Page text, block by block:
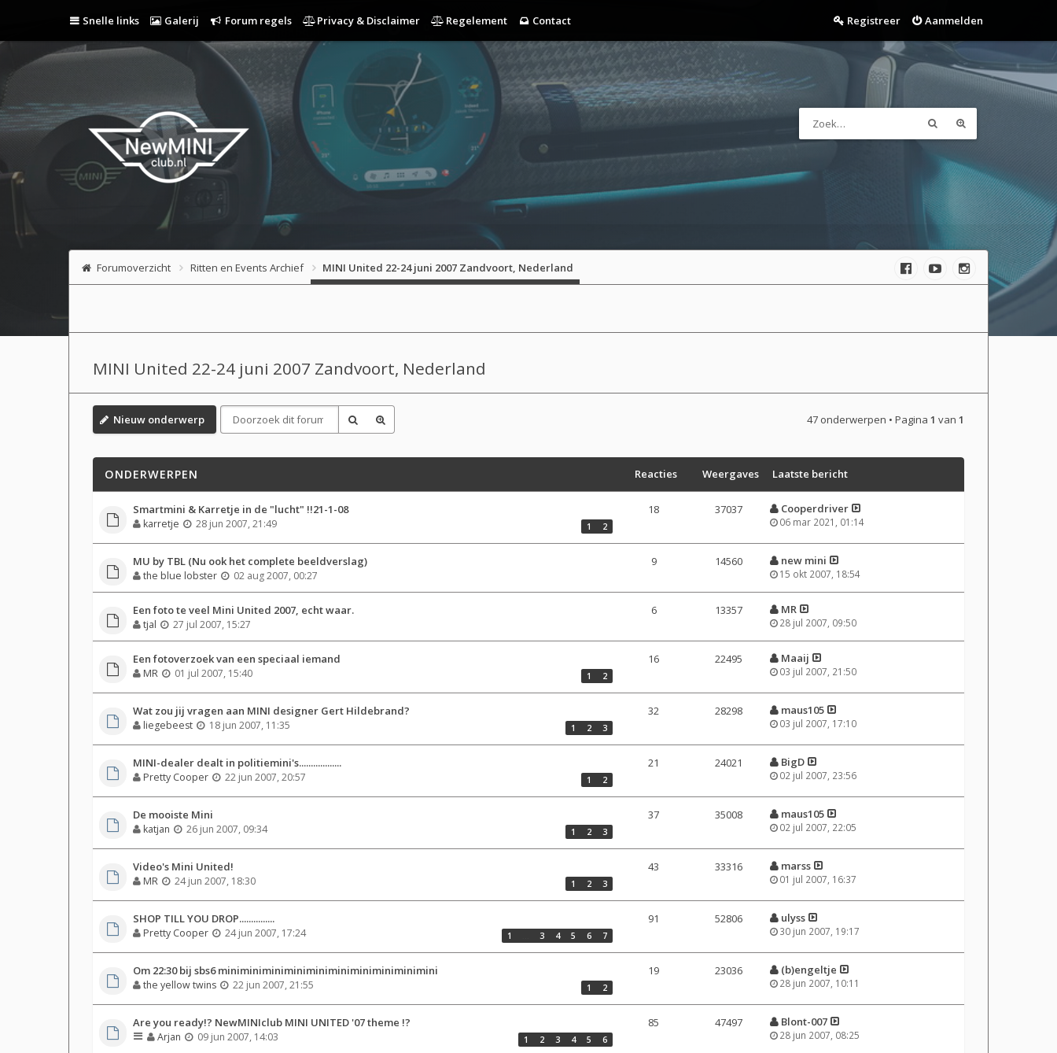
Snelle links Galerij Forum regels Privacy & Disclaimer Regelement Contact Aanmelden
Registreer
Forumoverzicht Ritten en Events Archief MINI United 22-24 juni 2007 Zandvoort, Nederland
MINI United 22-24 juni 2007 Zandvoort, Nederland
Nieuw onderwerp 47 onderwerpen • Pagina 1 van 1
ONDERWERPEN Reacties Weergaves Laatste bericht
Smartmini & Karretje in de "lucht" !!21-1-08
1 2
karretje 28 jun 2007, 21:49
18 37037 Cooperdriver
06 mar 2021, 01:14
MU by TBL (Nu ook het complete beeldverslag)
the blue lobster 02 aug 2007, 00:27
9 14560 new mini
15 okt 2007, 18:54
Een foto te veel Mini United 2007, echt waar.
tjal 27 jul 2007, 15:27
6 13357 MR
28 jul 2007, 09:50
Een fotoverzoek van een speciaal iemand
1 2
MR 01 jul 2007, 15:40
16 22495 Maaij
03 jul 2007, 21:50
Wat zou jij vragen aan MINI designer Gert Hildebrand?
1 2 3
liegebeest 18 jun 2007, 11:35
32 28298 maus105
03 jul 2007, 17:10
MINI-dealer dealt in politiemini's..................
1 2
Pretty Cooper 22 jun 2007, 20:57
21 24021 BigD
02 jul 2007, 23:56
De mooiste Mini
1 2 3
katjan 26 jun 2007, 09:34
37 35008 maus105
02 jul 2007, 22:05
Video's Mini United!
1 2 3
MR 24 jun 2007, 18:30
43 33316 marss
01 jul 2007, 16:37
SHOP TILL YOU DROP...............
1 3 4 5 6 7
Pretty Cooper 24 jun 2007, 17:24
91 52806 ulyss
30 jun 2007, 19:17
Om 22:30 bij sbs6 miniminiminiminiminiminiminiminiminimini
1 2
the yellow twins 22 jun 2007, 21:55
19 23036 (b)engeltje
28 jun 2007, 10:11
Are you ready!? NewMINIclub MINI UNITED '07 theme !?
1 2 3 4 5 6
Arjan 09 jun 2007, 14:03
85 47497 Blont-007
28 jun 2007, 08:25